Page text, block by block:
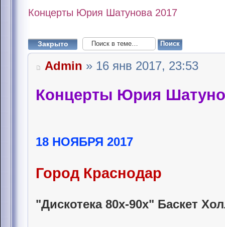
Концерты Юрия Шатунова 2017
Закрыто
Admin » 16 янв 2017, 23:53
Концерты Юрия
18 НОЯБРЯ 2017
Город Краснодар
"Дискотека 80х-90х" Баскет